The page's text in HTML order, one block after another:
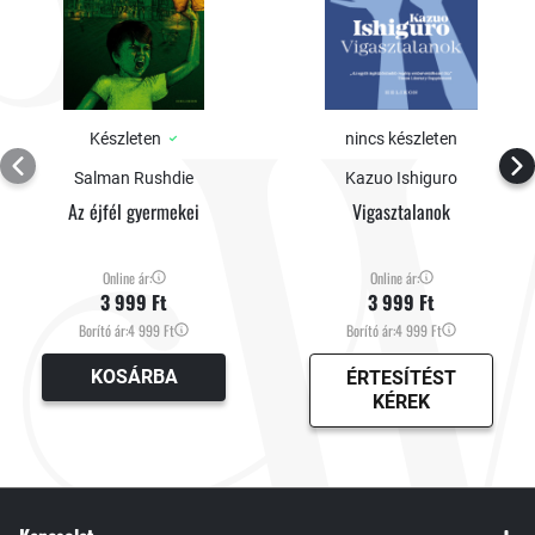
törékenységének érzésével tölt el bennünket.” (The Guardian)
Készleten
Salman Rushdie
Az éjfél gyermekei
Online ár:
3 999 Ft
Borító ár:4 999 Ft
KOSÁRBA
nincs készleten
Kazuo Ishiguro
Vigasztalanok
Online ár:
3 999 Ft
Borító ár:4 999 Ft
ÉRTESÍTÉST
KÉREK